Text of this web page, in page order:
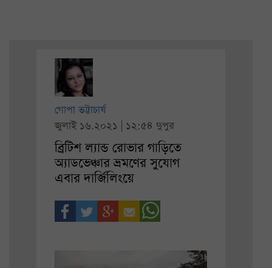
গোপা ভট্টাচার্য
জুলাই ১৬.২০২১ | ১২:৫৪ দুপুর
ব্রিটিশ ল্যান্ড রোভার গাড়িতে
অ্যাডভেঞ্চার ভ্রমণের সুযোগ
এবার দার্জিলিংয়ে